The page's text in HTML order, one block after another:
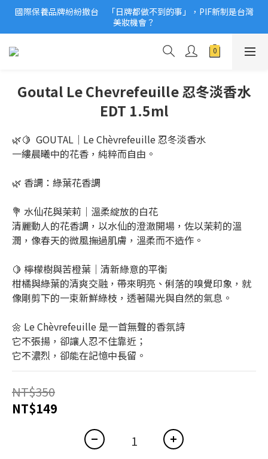
2026美妝小樣、試用品變少？PIF化妝品身分證7月上路！消費者
必懂5觀念
國際保養品牌紛紛撤台　「日牌都做不到的事」，PIF新制是台灣
美妝機會？
2026美妝小樣、試用品變少？PIF化妝品身分證7月上路！消費者
Goutal Le Chevrefeuille 忍冬淡香水
EDT 1.5ml
🌿🍋  GOUTAL｜Le Chèvrefeuille 忍冬淡香水
一縷晨曦中的花香，純粹而自由。
🌿 香調：綠葉花香調
💐 水仙花與茉莉｜溫柔綻放的白花
清麗動人的花香調，以水仙的澄澈開場，佐以茉莉的溫
潤，像春天的微風撫過肌膚，溫柔而不造作。
🍋 檸檬樹與苦橙葉｜清新綠意的平衡
柑橘與綠葉的清爽交融，帶來明亮、俐落的嗅覺印象，就
像剛剪下的一束新鮮綠枝，透著陽光與自然的氣息。
🌼 Le Chèvrefeuille 是一首無聲的香氛詩
它不張揚，卻讓人忍不住靠近；
它不濃烈，卻能在記憶中長留。
NT$350
NT$149